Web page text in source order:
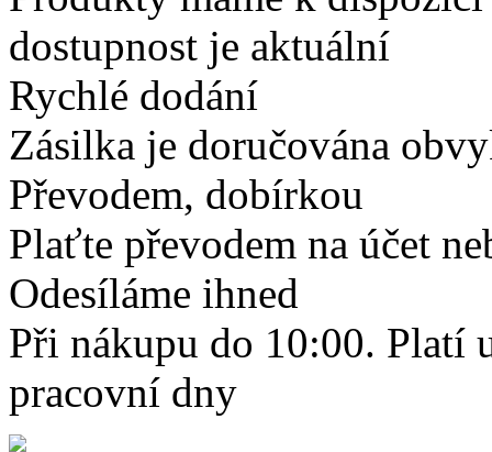
dostupnost je aktuální
Rychlé dodání
Zásilka je doručována
Převodem, dobírkou
Plaťte převodem na účet
Odesíláme ihned
Při nákupu do 10:00. Platí
pracovní dny